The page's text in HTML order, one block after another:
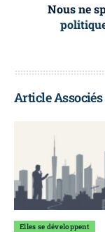
Nous ne
Article Associés
Elles se développent